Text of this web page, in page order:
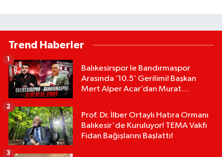
Trend Haberler
Balıkesirspor le Bandırmaspor
Arasında ‘10.5’ Gerilimi! Başkan
Mert Alper Acar’dan Murat
1
Prof. Dr. İlber Ortaylı Hatıra Ormanı
Balıkesir'de Kuruluyor! TEMA Vakfı
Fidan Bağışlarını Başlattı!
2
3